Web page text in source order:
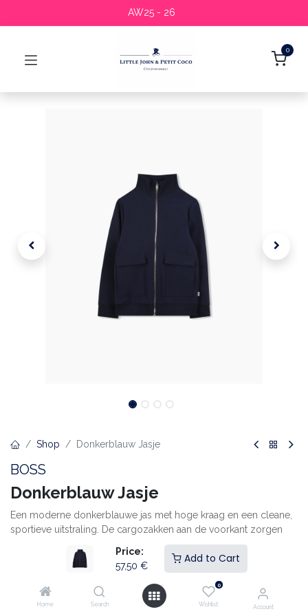
Price:
57,50 €
Add to Cart
Home Search
0
Wishlist Account
AW25 - 26
0
Shop Donkerblauw Jasje
BOSS
Donkerblauw Jasje
Een moderne donkerblauwe jas met hoge kraag en een cleane,
sportieve uitstraling. De cargozakken aan de voorkant zorgen
voor een eigentijdse look en extra praktisch gemak. De soepele
stof voelt comfortabel aan en beweegt makkelijk mee.
Combineer met de bijpassende donkerblauwe broek voor een
complete, stijlvolle set.